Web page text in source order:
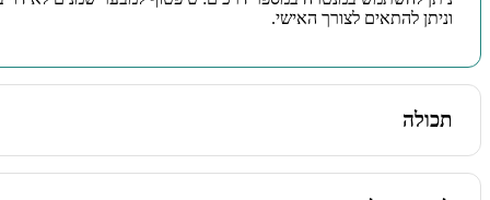
וניתן להתאים לצורך האישי.
תכולה